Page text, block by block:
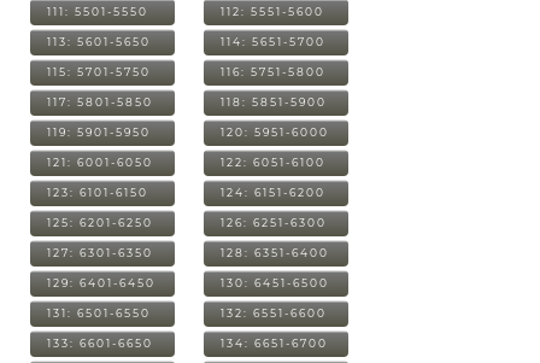
111: 5501-5550 112: 5551-5600
113: 5601-5650 114: 5651-5700
115: 5701-5750 116: 5751-5800
117: 5801-5850 118: 5851-5900
119: 5901-5950 120: 5951-6000
121: 6001-6050 122: 6051-6100
123: 6101-6150 124: 6151-6200
125: 6201-6250 126: 6251-6300
127: 6301-6350 128: 6351-6400
129: 6401-6450 130: 6451-6500
131: 6501-6550 132: 6551-6600
133: 6601-6650 134: 6651-6700